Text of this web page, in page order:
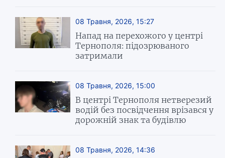
08 Травня, 2026, 15:27
Напад на перехожого у центрі
Тернополя: підозрюваного
затримали
08 Травня, 2026, 15:00
В центрі Тернополя нетверезий
водій без посвідчення врізався у
дорожній знак та будівлю
08 Травня, 2026, 14:36